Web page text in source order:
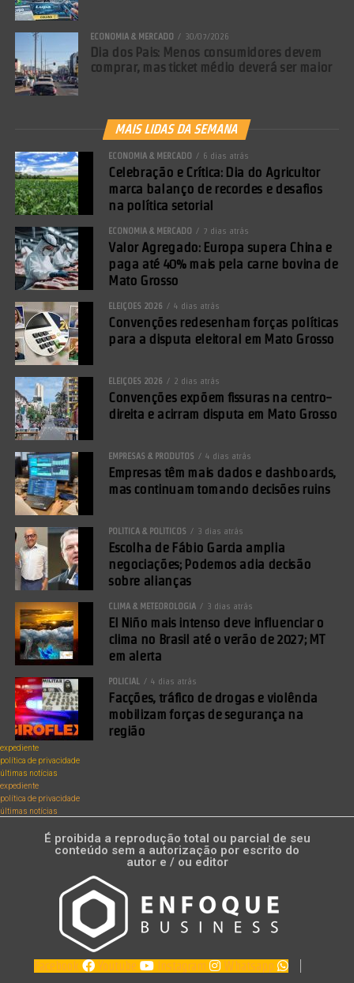
ECONOMIA & MERCADO 30/07/2026
Dia dos Pais: Menos consumidores devem
comprar, mas ticket médio deverá ser maior
MAIS LIDAS DA SEMANA
ECONOMIA & MERCADO 6 dias atrás
Celebração e Crítica: Dia do Agricultor
marca balanço de recordes e desafios
na política setorial
ECONOMIA & MERCADO 7 dias atrás
Valor Agregado: Europa supera China e
paga até 40% mais pela carne bovina de
Mato Grosso
ELEIÇÕES 2026 4 dias atrás
Convenções redesenham forças políticas
para a disputa eleitoral em Mato Grosso
ELEIÇÕES 2026 2 dias atrás
Convenções expõem fissuras na centro-
direita e acirram disputa em Mato Grosso
EMPRESAS & PRODUTOS 4 dias atrás
Empresas têm mais dados e dashboards,
mas continuam tomando decisões ruins
POLÍTICA & POLÍTICOS 3 dias atrás
Escolha de Fábio Garcia amplia
negociações; Podemos adia decisão
sobre alianças
CLIMA & METEOROLOGIA 3 dias atrás
El Niño mais intenso deve influenciar o
clima no Brasil até o verão de 2027; MT
em alerta
POLICIAL 4 dias atrás
Facções, tráfico de drogas e violência
mobilizam forças de segurança na
região
expediente
política de privacidade
últimas notícias
expediente
política de privacidade
últimas notícias
É proibida a reprodução total ou parcial de seu
conteúdo sem a autorização por escrito do
autor e / ou editor
Facebook Youtube Instagram Whatsapp